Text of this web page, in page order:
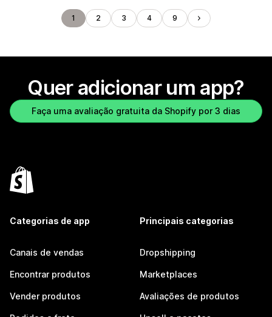
1 2 3 4 9
Quer adicionar um app?
Faça uma avaliação gratuita da Shopify por 3 dias
Categorias de app
Canais de vendas
Encontrar produtos
Vender produtos
Principais categorias
Dropshipping
Marketplaces
Avaliações de produtos